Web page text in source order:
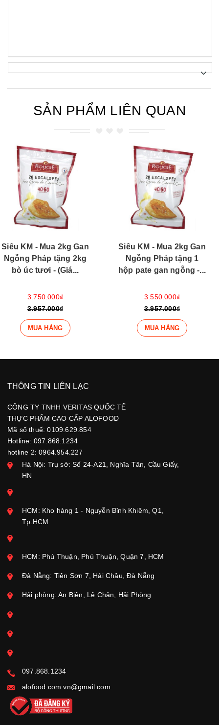
SẢN PHẨM LIÊN QUAN
Siêu KM - Mua 2kg Gan
Ngỗng Pháp tặng 1
hộp pate gan ngỗng -...
3.550.000₫
3.957.000₫
MUA HÀNG
Siêu KM - Mua 2kg Gan
Ngỗng Pháp tặng 1kg
cá hồi - (Giá tính...
3.350.000₫
3.957.000₫
MUA HÀNG
THÔNG TIN LIÊN LẠC
CÔNG TY TNHH VERITAS QUỐC TẾ
THỰC PHẨM CAO CẤP ALOFOOD
Mã số thuế: 0109.629.854
Hotline: 097.868.1234
hotline 2: 0964.954.227
Hà Nội: Trụ sở: Số 24-A21, Nghĩa Tân, Cầu Giấy,
HN
HCM: Kho hàng 1 - Nguyễn Bỉnh Khiêm, Q1,
Tp.HCM
HCM: Phú Thuận, Phú Thuận, Quận 7, HCM
Đà Nẵng: Tiên Sơn 7, Hải Châu, Đà Nẵng
Hải phòng: An Biên, Lê Chân, Hải Phòng
097.868.1234
alofood.com.vn@gmail.com